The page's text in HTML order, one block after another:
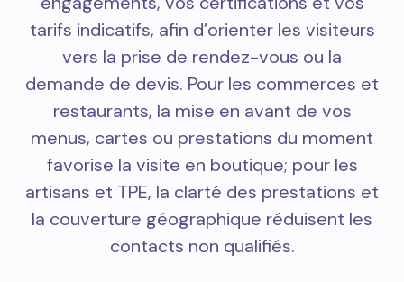
tarifs indicatifs, afin d’orienter les visiteurs
vers la prise de rendez-vous ou la
demande de devis. Pour les commerces et
restaurants, la mise en avant de vos
menus, cartes ou prestations du moment
favorise la visite en boutique; pour les
artisans et TPE, la clarté des prestations et
la couverture géographique réduisent les
contacts non qualifiés.